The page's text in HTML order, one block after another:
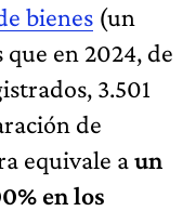
bienes (un
en 2024, de
3.501
de
equivale aun
en los